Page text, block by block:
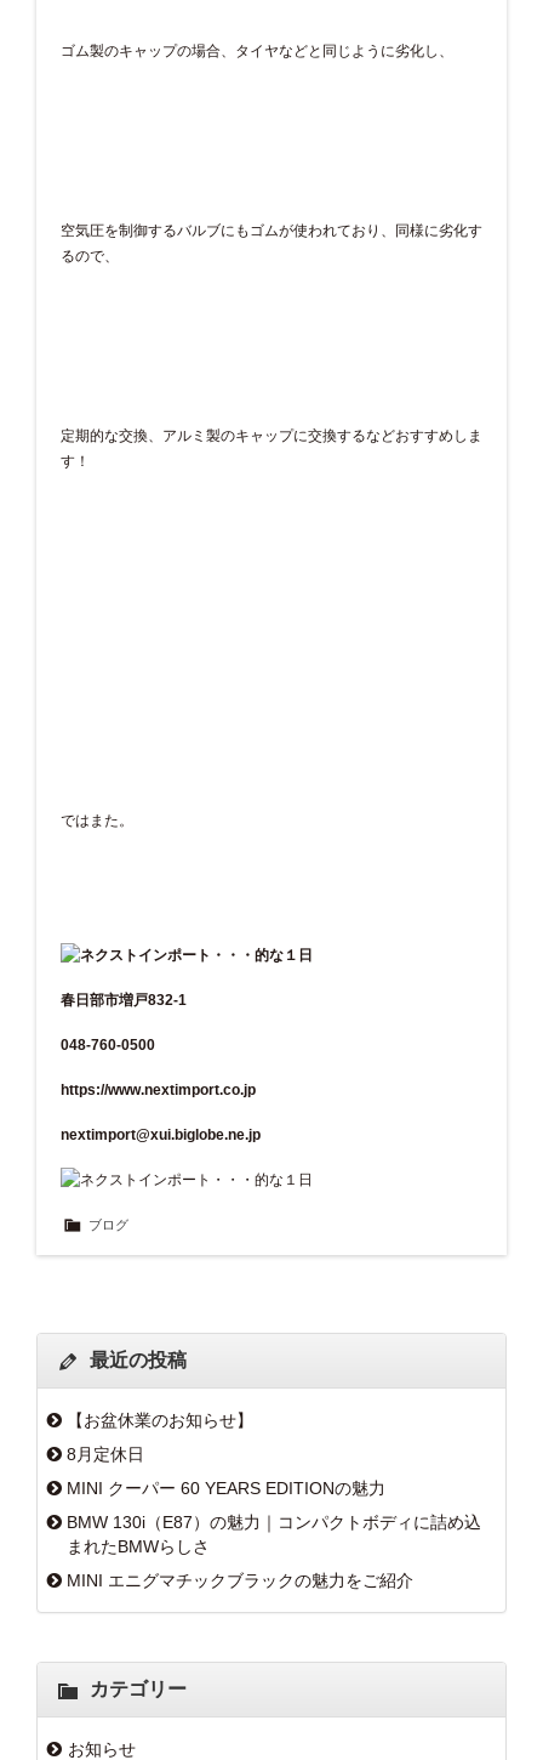
ゴム製のキャップの場合、タイヤなどと同じように劣化し、
空気圧を制御するバルブにもゴムが使われており、同様に劣化す
るので、
定期的な交換、アルミ製のキャップに交換するなどおすすめしま
す！
ではまた。
春日部市増戸832-1
048-760-0500
https://www.nextimport.co.jp
nextimport@xui.biglobe.ne.jp
ブログ
最近の投稿
【お盆休業のお知らせ】
8月定休日
MINI クーパー 60 YEARS EDITIONの魅力
BMW 130i（E87）の魅力｜コンパクトボディに詰め込
まれたBMWらしさ
MINI エニグマチックブラックの魅力をご紹介
カテゴリー
お知らせ